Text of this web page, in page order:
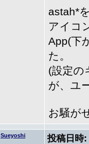
astah*
アイコ
App(下
た。
(設定の
が、ユ
お騒が
Sueyoshi 投稿日時: